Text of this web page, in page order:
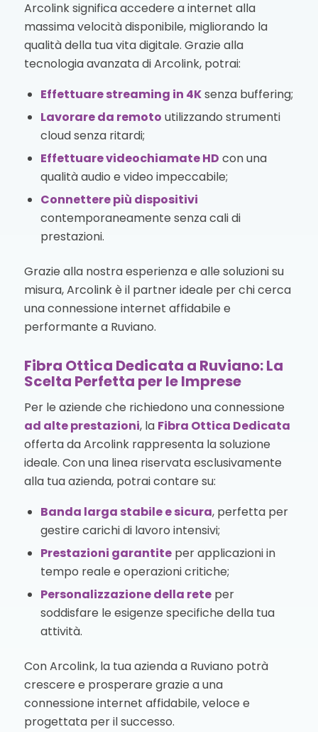
Arcolink significa accedere a internet alla
massima velocità disponibile, migliorando la
qualità della tua vita digitale. Grazie alla
tecnologia avanzata di Arcolink, potrai:
Effettuare streaming in 4Ksenza buffering;
Lavorare da remoto utilizzando strumenti
cloud senza ritardi;
Effettuare videochiamate HD con una
qualità audio e video impeccabile;
Connettere più dispositivi
contemporaneamente senza cali di
prestazioni.
Grazie alla nostra esperienza e alle soluzioni su
misura, Arcolink è il partner ideale per chi cerca
una connessione internet affidabile e
performante a Ruviano.
Fibra Ottica Dedicata a Ruviano: La
Scelta Perfetta per le Imprese
Per le aziende che richiedono una connessione
ad alte prestazioni, la Fibra Ottica Dedicata
offerta da Arcolink rappresenta la soluzione
ideale. Con una linea riservata esclusivamente
alla tua azienda, potrai contare su:
Banda larga stabile e sicura, perfetta per
gestire carichi di lavoro intensivi;
Prestazioni garantiteper applicazioni in
tempo reale e operazioni critiche;
Personalizzazione della reteper
soddisfare le esigenze specifiche della tua
attività.
Con Arcolink, la tua azienda a Ruviano potrà
crescere e prosperare grazie a una
connessione internet affidabile, veloce e
progettata per il successo.